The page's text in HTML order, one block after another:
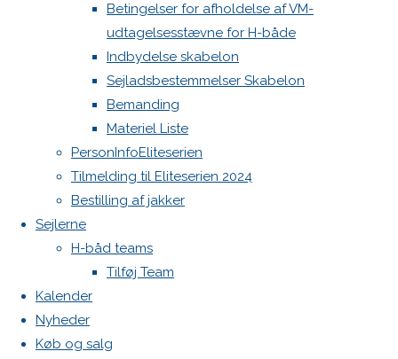
Betingelser for afholdelse af VM-
udtagelsesstævne for H-både
Indbydelse skabelon
Sejladsbestemmelser Skabelon
Bemanding
Materiel Liste
PersonInfoEliteserien
Tilmelding til Eliteserien 2024
Bestilling af jakker
Sejlerne
H-båd teams
Tilføj Team
Kalender
Nyheder
Køb og salg
Din e-
mailadresse
vil ikke
blive
publiceret.
Krævede
felter er
markeret
med*
Comment